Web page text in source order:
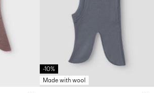
-10%
Made with wool